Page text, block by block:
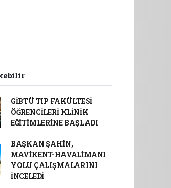
GİBTÜ TIP FAKÜLTESİ
ÖĞRENCİLERİ KLİNİK
EĞİTİMLERİNE BAŞLADI
BAŞKAN ŞAHİN,
MAVİKENT-HAVALİMANI
YOLU ÇALIŞMALARINI
İNCELEDİ